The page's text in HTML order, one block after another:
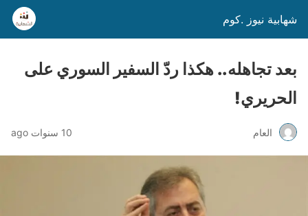
شهابية نيوز .كوم
بعد تجاهله.. هكذا ردّ السفير السوري على
الحريري!
العام 10 سنوات ago